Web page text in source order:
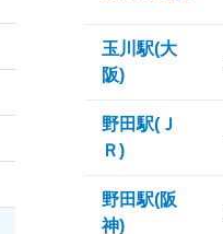
玉川駅(大
阪)
野田駅(Ｊ
Ｒ)
野田駅(阪
神)